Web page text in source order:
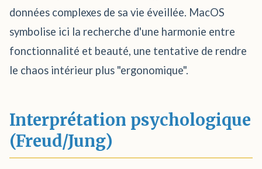
données complexes de sa vie éveillée. MacOS
symbolise ici la recherche d'une harmonie entre
fonctionnalité et beauté, une tentative de rendre
le chaos intérieur plus "ergonomique".
Interprétation psychologique
(Freud/Jung)